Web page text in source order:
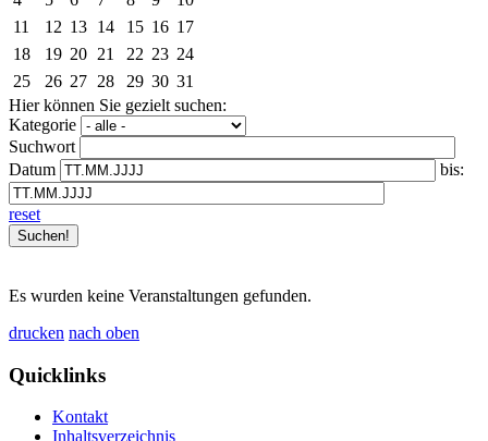
11
12 13 14 15 16 17
18
19 20 21 22 23 24
25
26 27 28 29 30 31
Hier können Sie gezielt suchen:
Kategorie
Suchwort
Datum
bis:
reset
Es wurden keine Veranstaltungen gefunden.
drucken nach oben
Quicklinks
Kontakt
Inhaltsverzeichnis